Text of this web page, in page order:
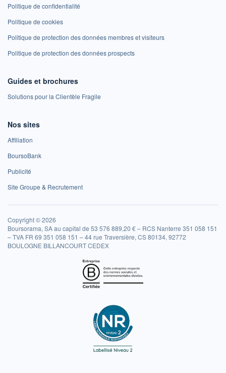
Politique de confidentialité
Politique de cookies
Politique de protection des données membres et visiteurs
Politique de protection des données prospects
Guides et brochures
Solutions pour la Clientèle Fragile
Nos sites
Affiliation
BoursoBank
Publicité
Site Groupe & Recrutement
Copyright © 2026
Boursorama, SA au capital de 53 576 889,20 € – RCS Nanterre 351 058 151
– TVA FR 69 351 058 151 – 44 rue Traversière, CS 80134, 92772
BOULOGNE BILLANCOURT CEDEX